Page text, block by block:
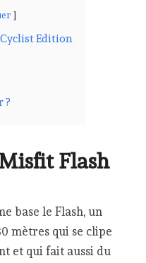
Edition
?
Flash
base le Flash, un
mètres qui se clipe
et qui fait aussi du